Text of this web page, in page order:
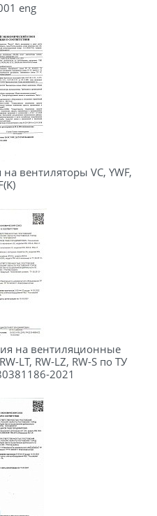
eng
вентиляторы VC, YWF,
на вентиляционные
LT, RW-LZ, RW-S по ТУ
2021